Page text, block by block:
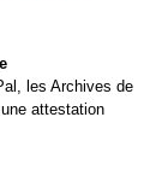
les Archives de
attestation